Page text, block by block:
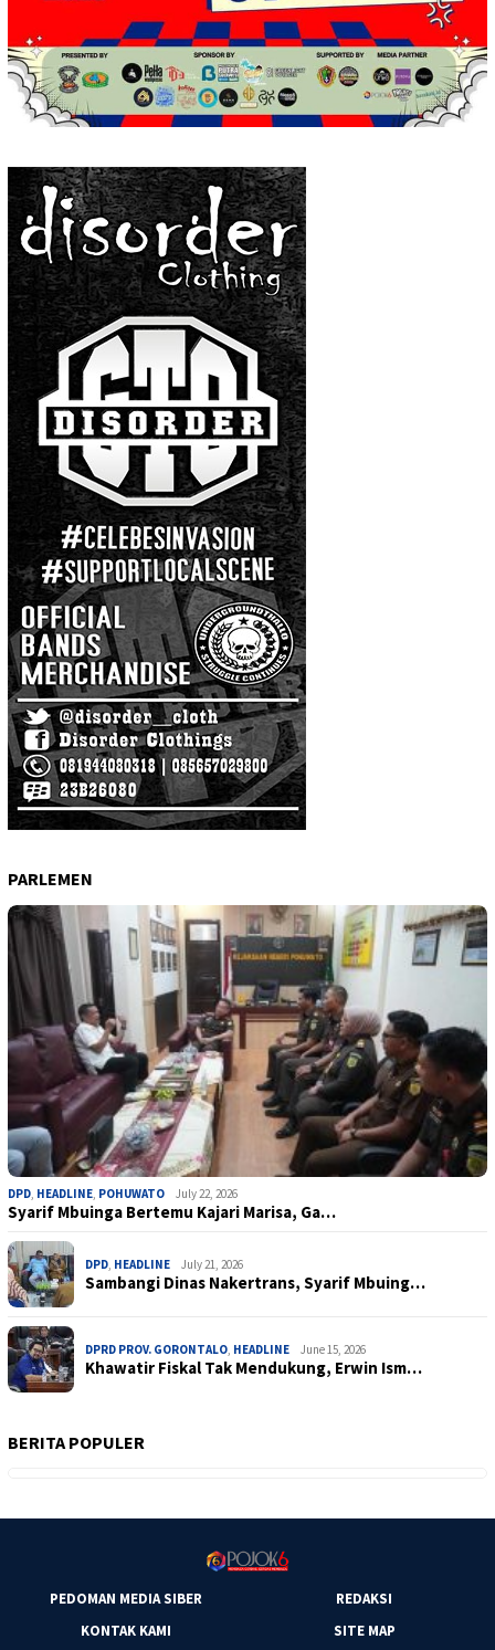
PARLEMEN
DPD, HEADLINE, POHUWATO July 22, 2026
Syarif Mbuinga Bertemu Kajari Marisa, Ga…
DPD, HEADLINE July 21, 2026
Sambangi Dinas Nakertrans, Syarif Mbuing…
DPRD PROV. GORONTALO, HEADLINE June 15, 2026
Khawatir Fiskal Tak Mendukung, Erwin Ism…
BERITA POPULER
PEDOMAN MEDIA SIBER
REDAKSI
KONTAK KAMI
SITE MAP